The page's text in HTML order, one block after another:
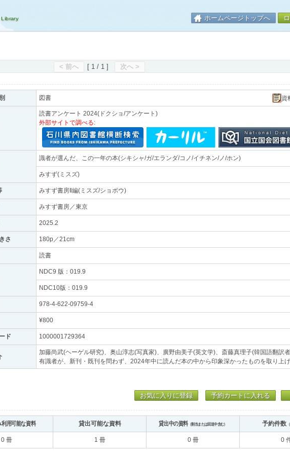
ホームページトップへ
< 前へ [ 1 / 1 ] 次へ >
図書 資
読書アンケート 2024(ドクショ/アンケート)
外部サイトで調べる:
識者が選んだ、この一年の本(シキシャ/ガ/エランダ/コノ/イチネン/ノ/ホン)
みすず(ミスズ)
みすず書房‖編(ミスズ/ショボウ)
みすず書房／東京
2025.2
さ 180p／21cm
読書
NDC9 版：019.9
NDC10版：019.9
978-4-622-09759-4
¥800
ド 1000001729364
加藤尚武(ヘーゲル研究)、奥山淳志(写真家)、廣野由美子(英文学)、斎藤真理子(韓国語翻訳
有識者が、新刊・既刊を問わず、2024年中に読んだ本の中から印象深かったものを取り上げ
お気に入りに登録 予約カートに入れる
用可能な資料 貸出可能な資料 貸出中の資料（割当または回送中含む） 予約件数
0 冊 1 冊 0 冊 0